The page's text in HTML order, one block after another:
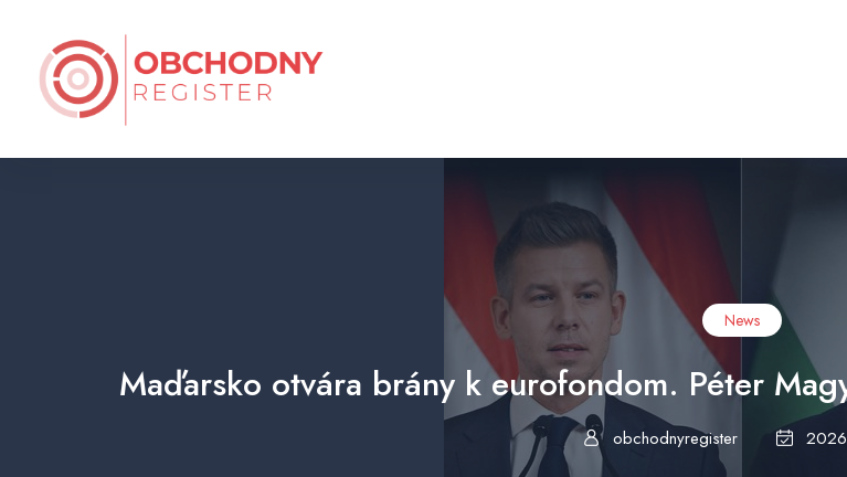
News
Maďarsko otvára brány k eurofondom. Péter
obchodnyregister